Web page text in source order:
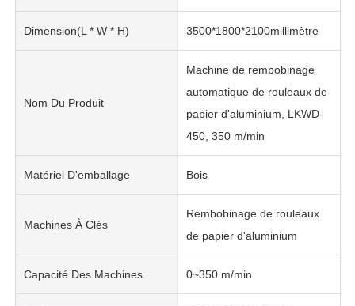
Dimension(L * W * H) 3500*1800*2100millimètre
Nom Du Produit
Machine de rembobinage
automatique de rouleaux de
papier d'aluminium, LKWD-
450, 350 m/min
Matériel D'emballage Bois
Machines À Clés
Rembobinage de rouleaux
de papier d'aluminium
Capacité Des Machines 0~350 m/min